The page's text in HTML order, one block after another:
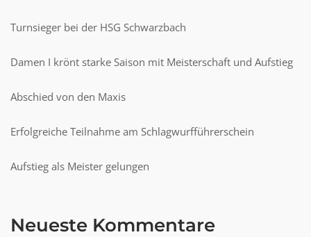
Turnsieger bei der HSG Schwarzbach
Damen I krönt starke Saison mit Meisterschaft und Aufstieg
Abschied von den Maxis
Erfolgreiche Teilnahme am Schlagwurfführerschein
Aufstieg als Meister gelungen
Neueste Kommentare